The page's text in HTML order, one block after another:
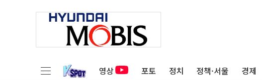
영상 포토 정치 정책·서울 경제